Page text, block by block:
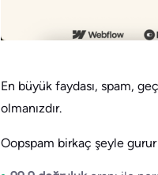
En büyük faydası, spam,
olmanızdır.
Oopspam birkaç şeyle